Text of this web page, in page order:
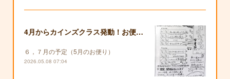
4月からカインズクラス発動！お便りも復活します！
６，７月の予定（5月のお便り）
2026.05.08 07:04